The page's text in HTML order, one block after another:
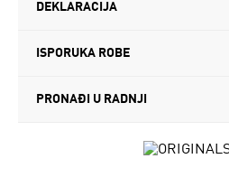
DEKLARACIJA
ISPORUKA ROBE
PRONAĐI U RADNJI